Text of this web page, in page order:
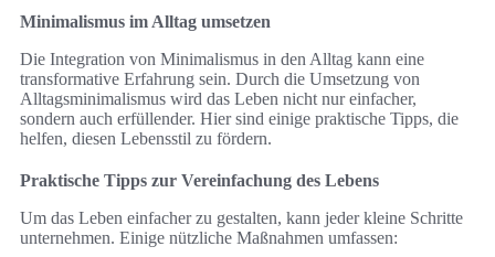
Minimalismus im Alltag umsetzen
Die Integration von Minimalismus in den Alltag kann eine
transformative Erfahrung sein. Durch die Umsetzung von
Alltagsminimalismus wird das Leben nicht nur einfacher,
sondern auch erfüllender. Hier sind einige praktische Tipps, die
helfen, diesen Lebensstil zu fördern.
Praktische Tipps zur Vereinfachung des Lebens
Um das Leben einfacher zu gestalten, kann jeder kleine Schritte
unternehmen. Einige nützliche Maßnahmen umfassen: